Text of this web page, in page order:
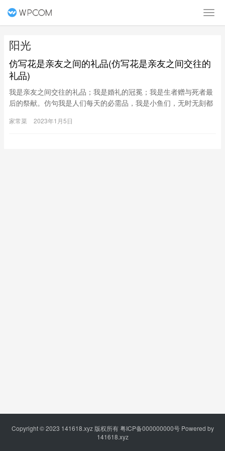
阳光
仿写花是亲友之间的礼品(仿写花是亲友之间交往的
礼品)
我是亲友之间交往的礼品；我是婚礼的冠冕；我是生者赠与死者最
后的祭献。仿句我是人们每天的必需品，我是小鱼们，无时无刻都
品，花是婚礼的冠冕，花是生者赠予死者最后的祭献。”答：”字是
家常菜 2023年1月5日
Copyright © 2023 141618.xyz版权所有粤ICP备000000000号Powered by
141618.xyz